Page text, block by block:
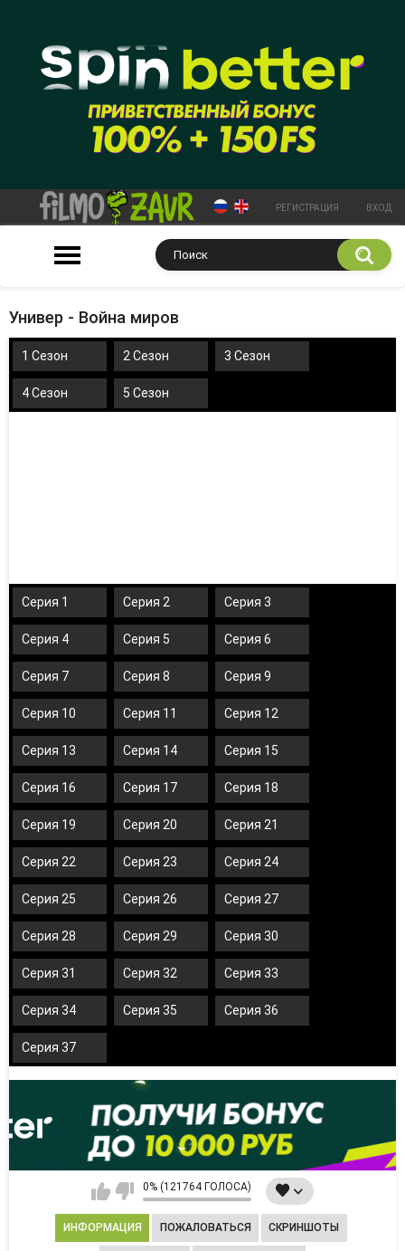
РЕГИСТРАЦИЯ ВХОД
Универ - Война миров
1 Сезон 2 Сезон 3 Сезон
4 Сезон 5 Сезон
Серия 1 Серия 2 Серия 3
Серия 4 Серия 5 Серия 6
Серия 7 Серия 8 Серия 9
Серия 10 Серия 11 Серия 12
Серия 13 Серия 14 Серия 15
Серия 16 Серия 17 Серия 18
Серия 19 Серия 20 Серия 21
Серия 22 Серия 23 Серия 24
Серия 25 Серия 26 Серия 27
Серия 28 Серия 29 Серия 30
Серия 31 Серия 32 Серия 33
Серия 34 Серия 35 Серия 36
Серия 37
0% (121764 ГОЛОСА)
ИНФОРМАЦИЯ ПОЖАЛОВАТЬСЯ СКРИНШОТЫ